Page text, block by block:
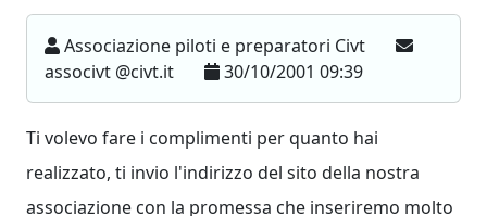
Associazione piloti e preparatori Civt
associvt @civt.it
30/10/2001 09:39
Ti volevo fare i complimenti per quanto hai
realizzato, ti invio l'indirizzo del sito della nostra
associazione con la promessa che inseriremo molto